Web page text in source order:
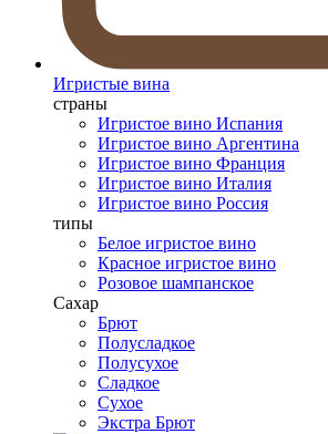
Игристые вина
страны
Игристое вино Испания
Игристое вино Аргентина
Игристое вино Франция
Игристое вино Италия
Игристое вино Россия
типы
Белое игристое вино
Красное игристое вино
Розовое шампанское
Сахар
Брют
Полусладкое
Полусухое
Сладкое
Сухое
Экстра Брют